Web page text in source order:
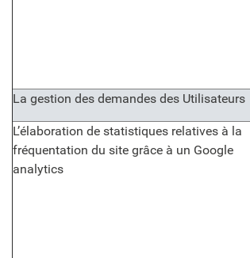
La gestion des demandes des Utilisateurs
L’élaboration de statistiques relatives à la
fréquentation du site grâce à un Google
analytics